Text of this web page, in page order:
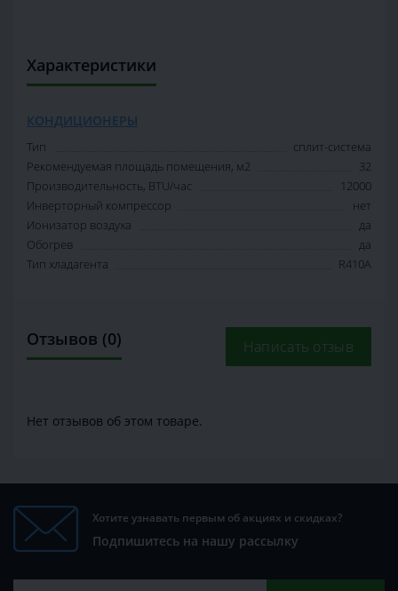
Характеристики
КОНДИЦИОНЕРЫ
Тип
сплит-система
Рекомендуемая площадь помещения, м2
32
Производительность, BTU/час
12000
Инверторный компрессор
нет
Ионизатор воздуха
да
Обогрев
да
Тип хладагента
R410A
Отзывов (0) Написать отзыв
Нет отзывов об этом товаре.
Хотите узнавать первым об акциях и скидках?
Подпишитесь на нашу рассылку